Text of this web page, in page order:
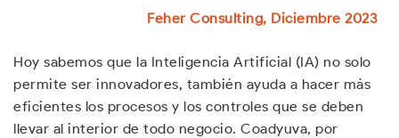
Feher Consulting, Diciembre 2023
Hoy sabemos que la Inteligencia Artificial (IA) no solo
permite ser innovadores, también ayuda a hacer más
eficientes los procesos y los controles que se deben
llevar al interior de todo negocio. Coadyuva, por